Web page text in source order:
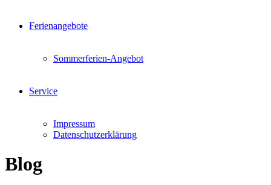
Ferienangebote
Sommerferien-Angebot
Service
Impressum
Datenschutzerklärung
Blog